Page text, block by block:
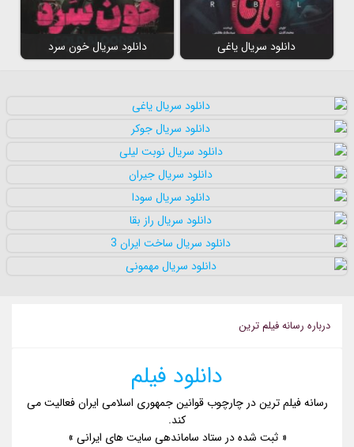
دانلود سریال یاغی دانلود سریال خون سرد
درباره رسانه فیلم ترین
دانلود فیلم
رسانه فیلم ترین در چارچوب قوانین جمهوری اسلامی ایران فعالیت می
کند.
« ثبت شده در ستاد ساماندهی سایت های ایرانی »